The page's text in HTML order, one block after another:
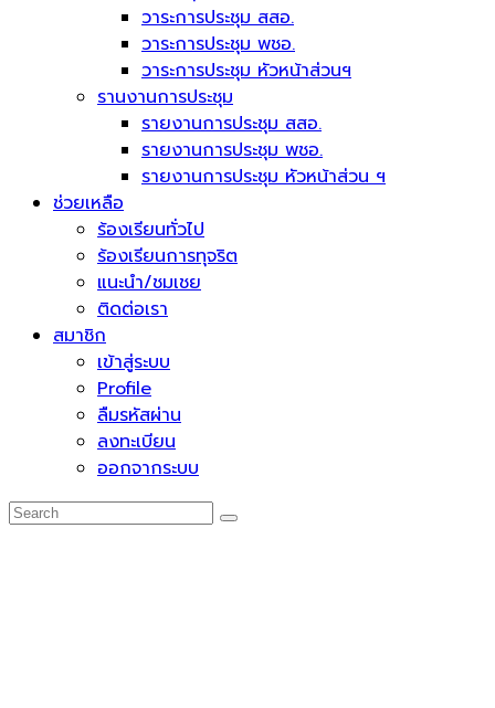
วาระการประชุม สสอ.
วาระการประชุม พชอ.
วาระการประชุม หัวหน้าส่วนฯ
รานงานการประชุม
รายงานการประชุม สสอ.
รายงานการประชุม พชอ.
รายงานการประชุม หัวหน้าส่วน ฯ
ช่วยเหลือ
ร้องเรียนทั่วไป
ร้องเรียนการทุจริต
แนะนำ/ชมเชย
ติดต่อเรา
สมาชิก
เข้าสู่ระบบ
Profile
ลืมรหัสผ่าน
ลงทะเบียน
ออกจากระบบ